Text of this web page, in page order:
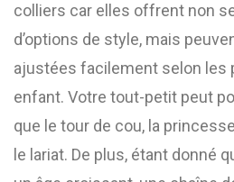
colliers car elles offrent non
d’options de style, mais
ajustées facilement selon les
enfant. Votre tout-petit peut
que le tour de cou, la
le lariat. De plus, étant donné